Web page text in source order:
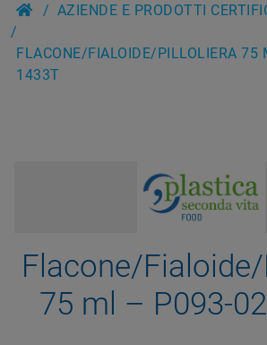
AZIENDE E PRODOTTI
FLACONE/FIALOIDE/PILLOLIERA 75
1433T
Flacone/
75 ml – P093-